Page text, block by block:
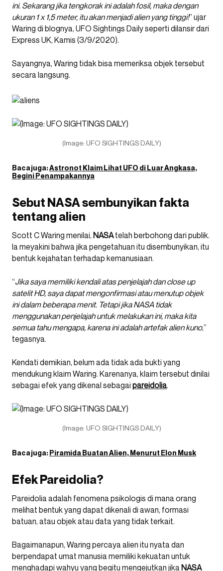
ini. Sekarang jika tengkorak ini adalah fosil, maka dengan
ukuran 1 x 1,5 meter, itu akan menjadi alien yang tinggi!” ujar
Waring di blognya, UFO Sightings Daily seperti dilansir dari
Express UK, Kamis (3/9/2020).
Sayangnya, Waring tidak bisa memeriksa objek tersebut
secara langsung.
(Image: UFO SIGHTINGS DAILY)
Baca juga:Astronot Klaim Lihat UFO di Luar Angkasa,
Begini Penampakannya
Sebut NASA sembunyikan fakta
tentang alien
Scott C Waring menilai, NASAtelah berbohong dari publik.
Ia meyakini bahwa jika pengetahuan itu disembunyikan, itu
bentuk kejahatan terhadap kemanusiaan.
“Jika saya memiliki kendali atas penjelajah dan close up
satelit HD, saya dapat mengonfirmasi atau menutup objek
ini dalam beberapa menit. Tetapi jika NASA tidak
menggunakan penjelajah untuk melakukan ini, maka kita
semua tahu mengapa, karena ini adalah artefak alien kuno,”
tegasnya.
Kendati demikian, belum ada tidak ada bukti yang
mendukung klaim Waring. Karenanya, klaim tersebut dinilai
sebagai efek yang dikenal sebagai pareidolia.
(Image: UFO SIGHTINGS DAILY)
Baca juga:Piramida Buatan Alien, Menurut Elon Musk
Efek Pareidolia?
Pareidolia adalah fenomena psikologis di mana orang
melihat bentuk yang dapat dikenali di awan, formasi
batuan, atau objek atau data yang tidak terkait.
Bagaimanapun, Waring percaya alien itu nyata dan
berpendapat umat manusia memiliki kekuatan untuk
menghadapi wahyu yang begitu mengejutkan jika NASA